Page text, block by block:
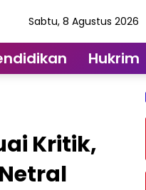
Sabtu, 8 Agustus 2026
Hukrim
Kritik,